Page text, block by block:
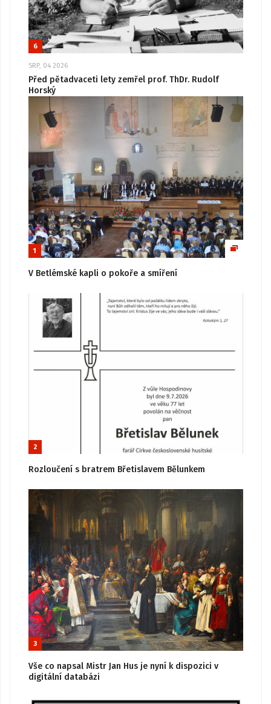
6
SRP, 04 2026
Před pětadvaceti lety zemřel prof. ThDr. Rudolf
Horský
1
V Betlémské kapli o pokoře a smíření
2
Rozloučení s bratrem Břetislavem Bělunkem
3
Vše co napsal Mistr Jan Hus je nyní k dispozici v
digitální databázi